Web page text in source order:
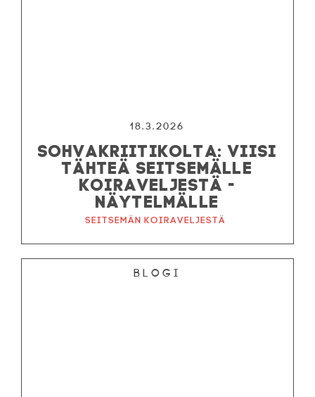
18.3.2026
SOHVAKRIITIKOLTA: VIISI
TÄHTEÄ SEITSEMÄLLE
KOIRAVELJESTÄ -
NÄYTELMÄLLE
Seitsemän koiraveljestä
Blogi